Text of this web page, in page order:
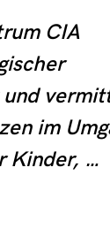
CIA
und
im
Kinder,